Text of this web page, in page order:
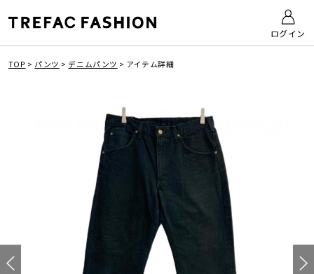
ログイン
TOP > パンツ > デニムパンツ > アイテム詳細